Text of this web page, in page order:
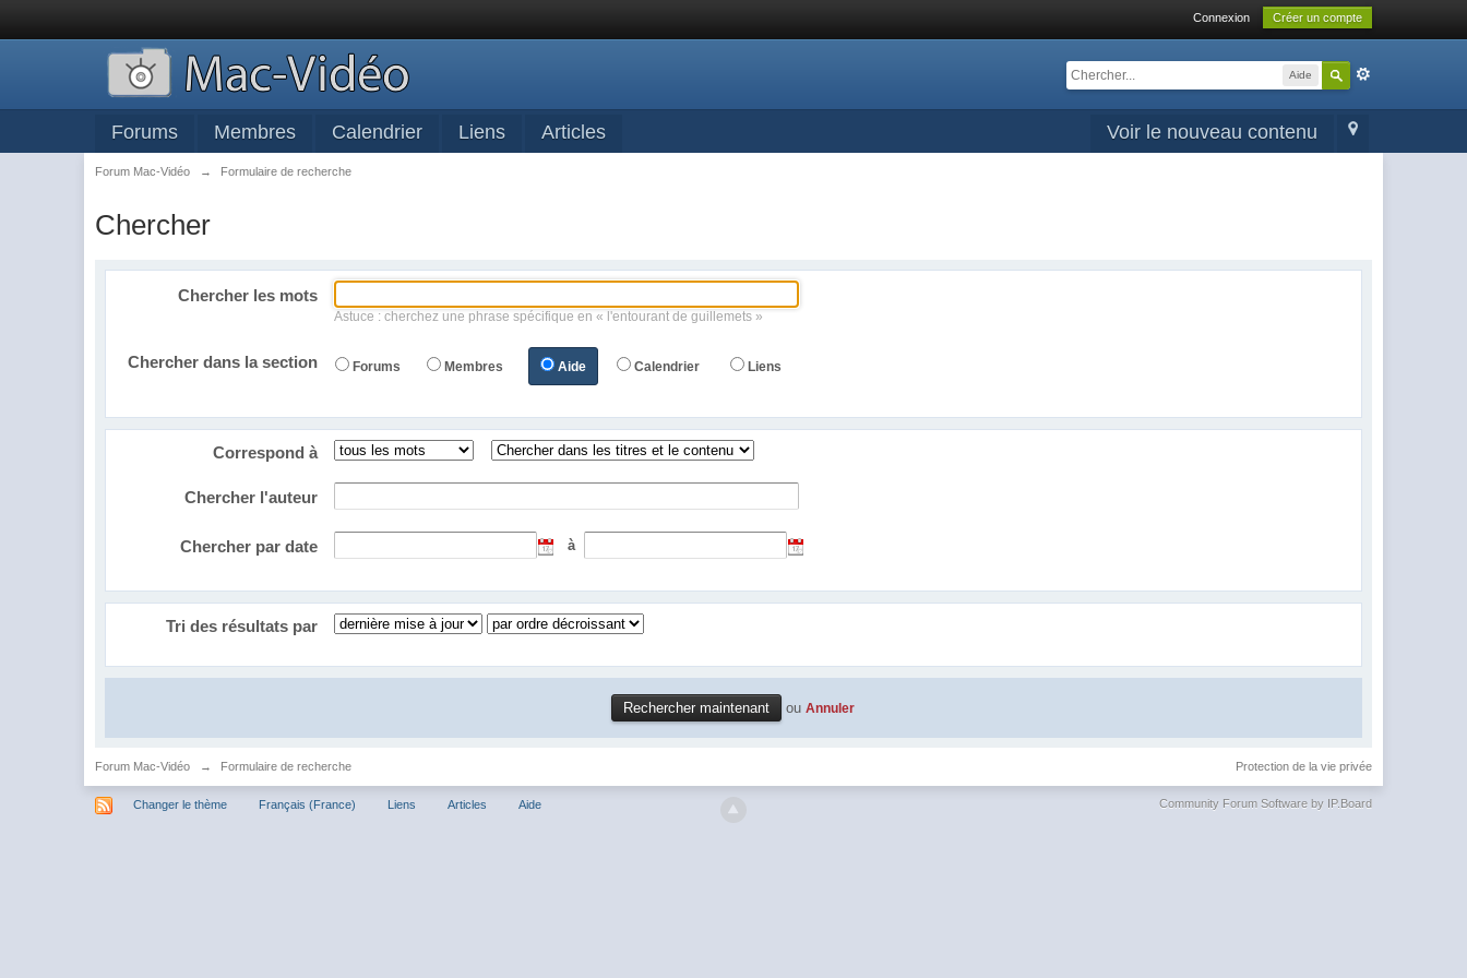
Connexion Créer un compte
Aide
Voir le nouveau contenu
Forums Membres Calendrier Liens Articles
Forum Mac-Vidéo → Formulaire de recherche
Chercher
Chercher les mots
Astuce : cherchez une phrase spécifique en « l'entourant de guillemets »
Chercher dans la section Forums Membres Aide Calendrier Liens
Correspond à
Chercher l'auteur
Chercher par date à
Tri des résultats par
ouAnnuler
Forum Mac-Vidéo → Formulaire de recherche Protection de la vie privée
Changer le thème Français (France) Liens Articles Aide Community Forum Software by IP.Board